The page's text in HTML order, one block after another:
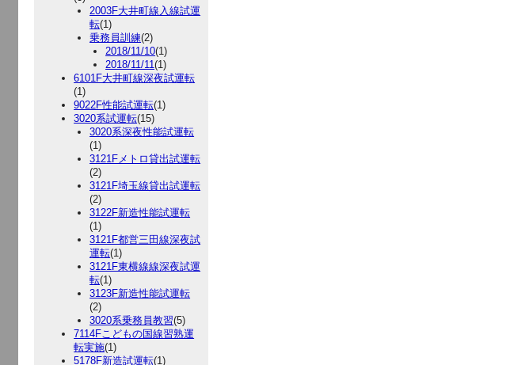
2003F大井町線入線試運
転(1)
乗務員訓練(2)
2018/11/10(1)
2018/11/11(1)
6101F大井町線深夜試運転
(1)
9022F性能試運転(1)
3020系試運転(15)
3020系深夜性能試運転
(1)
3121Fメトロ貸出試運転
(2)
3121F埼玉線貸出試運転
(2)
3122F新造性能試運転
(1)
3121F都営三田線深夜試
運転(1)
3121F東横線線深夜試運
転(1)
3123F新造性能試運転
(2)
3020系乗務員教習(5)
7114Fこどもの国線習熟運
転実施(1)
5178F新造試運転(1)